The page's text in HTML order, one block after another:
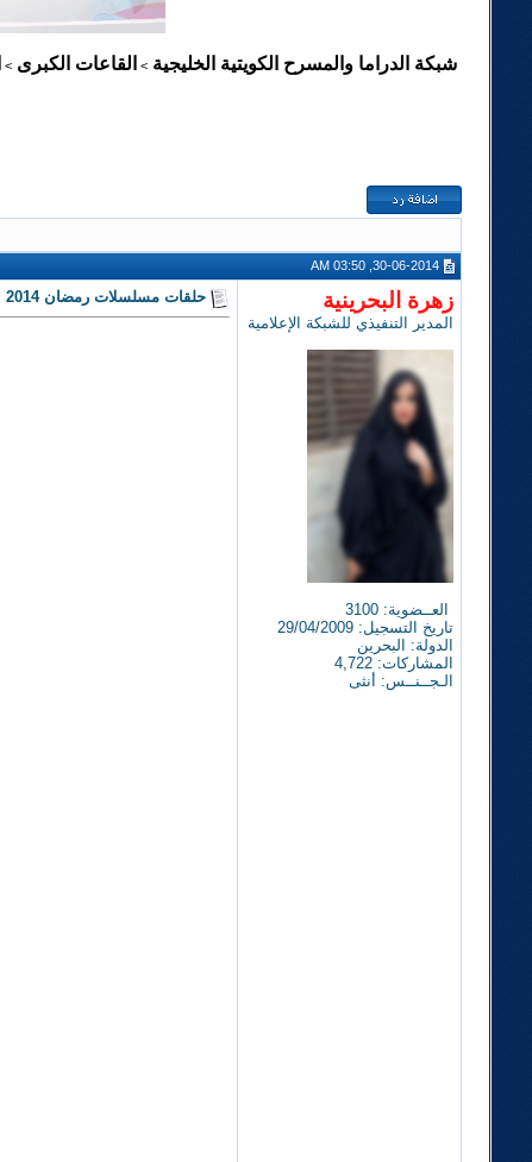
شبكة الدراما والمسرح الكويتية الخليجية > القاعات الكبرى >
30-06-2014, 03:50 AM
زهرة البحرينية
المدير التنفيذي للشبكة الإعلامية
العــضوية: 3100
تاريخ التسجيل: 29/04/2009
الدولة: البحرين
المشاركات: 4,722
الـجــنــس: أنثى
حلقات مسلسلات رمضان 2014